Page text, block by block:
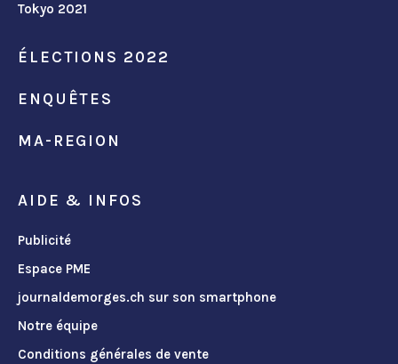
Tokyo 2021
ÉLECTIONS 2022
ENQUÊTES
MA-REGION
AIDE & INFOS
Publicité
Espace PME
journaldemorges.ch sur son smartphone
Notre équipe
Conditions générales de vente